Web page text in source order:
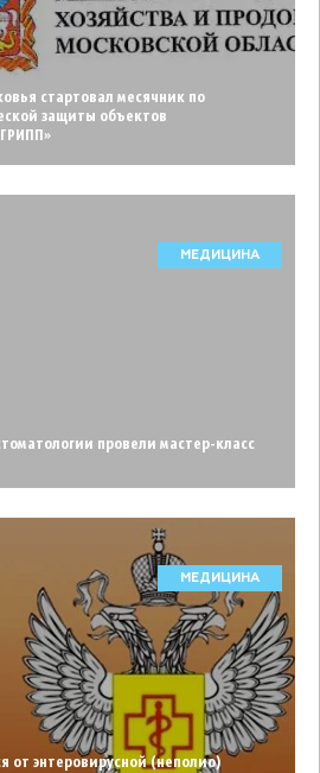
стартовал месячник по
защиты объектов
МЕДИЦИНА
провели мастер-класс
МЕДИЦИНА
от энтеровирусной (неполио)